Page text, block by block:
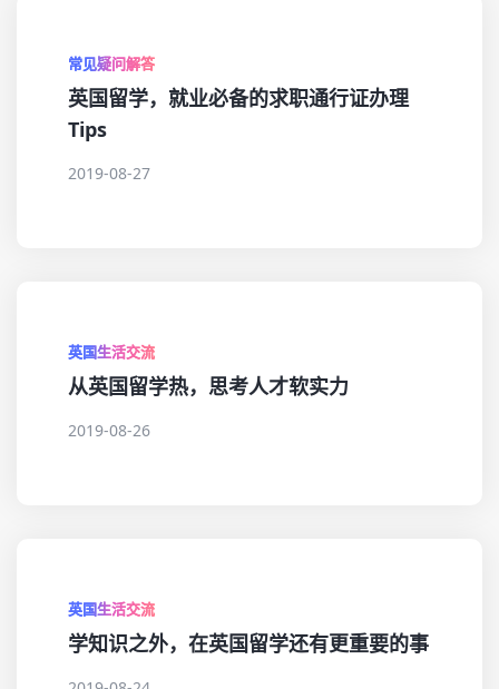
常见疑问解答
英国留学，就业必备的求职通行证办理
Tips
2019-08-27
英国生活交流
从英国留学热，思考人才软实力
2019-08-26
英国生活交流
学知识之外，在英国留学还有更重要的事